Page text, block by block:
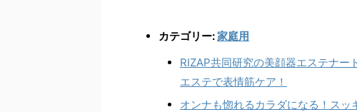
カテゴリー:家庭用
RIZAP共同研究の美顔器エステナー
エステで表情筋ケア！
オンナも惚れるカラダになる！スッ